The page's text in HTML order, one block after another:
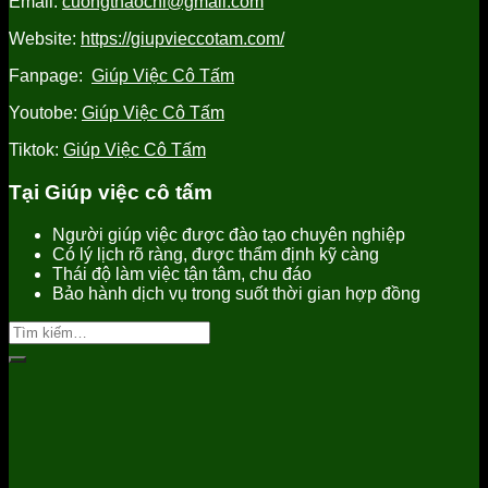
Website: https://giupvieccotam.com/
Fanpage: Giúp Việc Cô Tấm
Youtobe: Giúp Việc Cô Tấm
Tiktok: Giúp Việc Cô Tấm
Tại Giúp việc cô tấm
Người giúp việc được đào tạo chuyên nghiệp
Có lý lịch rõ ràng, được thẩm định kỹ càng
Thái độ làm việc tận tâm, chu đáo
Bảo hành dịch vụ trong suốt thời gian hợp đồng
Tìm
kiếm: